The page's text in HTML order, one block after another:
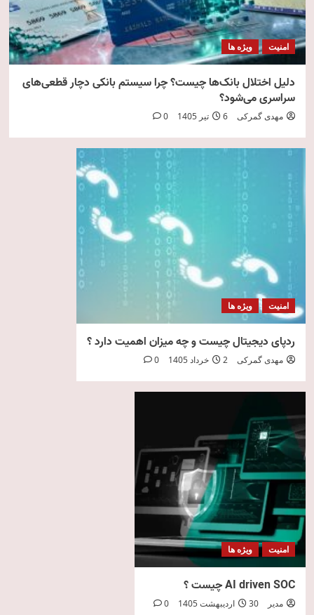
امنیت ویژه ها
دلیل اختلال بانک‌ها چیست؟ چرا سیستم بانکی دچار قطعی‌های
سراسری می‌شود؟
مهدی گمرکی 6 تیر 1405 0
امنیت ویژه ها
ردپای دیجیتال چیست و چه میزان اهمیت دارد ؟
مهدی گمرکی 2 خرداد 1405 0
امنیت ویژه ها
AI driven SOC چیست ؟
مدیر 30 اردیبهشت 1405 0